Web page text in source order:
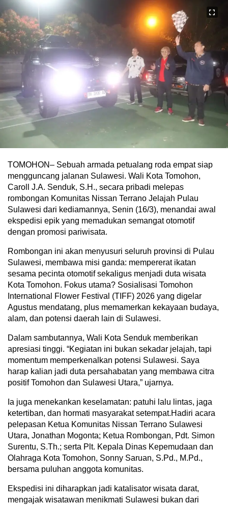
TOMOHON– Sebuah armada petualang roda empat siap
mengguncang jalanan Sulawesi. Wali Kota Tomohon,
Caroll J.A. Senduk, S.H., secara pribadi melepas
rombongan Komunitas Nissan Terrano Jelajah Pulau
Sulawesi dari kediamannya, Senin (16/3), menandai awal
ekspedisi epik yang memadukan semangat otomotif
dengan promosi pariwisata.
Rombongan ini akan menyusuri seluruh provinsi di Pulau
Sulawesi, membawa misi ganda: mempererat ikatan
sesama pecinta otomotif sekaligus menjadi duta wisata
Kota Tomohon. Fokus utama? Sosialisasi Tomohon
International Flower Festival (TIFF) 2026 yang digelar
Agustus mendatang, plus memamerkan kekayaan budaya,
alam, dan potensi daerah lain di Sulawesi.
Dalam sambutannya, Wali Kota Senduk memberikan
apresiasi tinggi. “Kegiatan ini bukan sekadar jelajah, tapi
momentum memperkenalkan potensi Sulawesi. Saya
harap kalian jadi duta persahabatan yang membawa citra
positif Tomohon dan Sulawesi Utara,” ujarnya.
Ia juga menekankan keselamatan: patuhi lalu lintas, jaga
ketertiban, dan hormati masyarakat setempat.Hadiri acara
pelepasan Ketua Komunitas Nissan Terrano Sulawesi
Utara, Jonathan Mogonta; Ketua Rombongan, Pdt. Simon
Surentu, S.Th.; serta Plt. Kepala Dinas Kepemudaan dan
Olahraga Kota Tomohon, Sonny Saruan, S.Pd., M.Pd.,
bersama puluhan anggota komunitas.
Ekspedisi ini diharapkan jadi katalisator wisata darat,
mengajak wisatawan menikmati Sulawesi bukan dari